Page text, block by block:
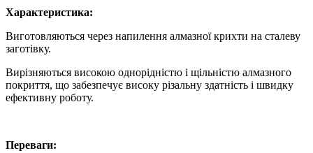
Характеристика:
Виготовляються через напилення алмазної крихти на сталеву
заготівку.
Вирізняються високою однорідністю і щільністю алмазного
покриття, що забезпечує високу різальну здатність і швидку
ефективну роботу.
Переваги: